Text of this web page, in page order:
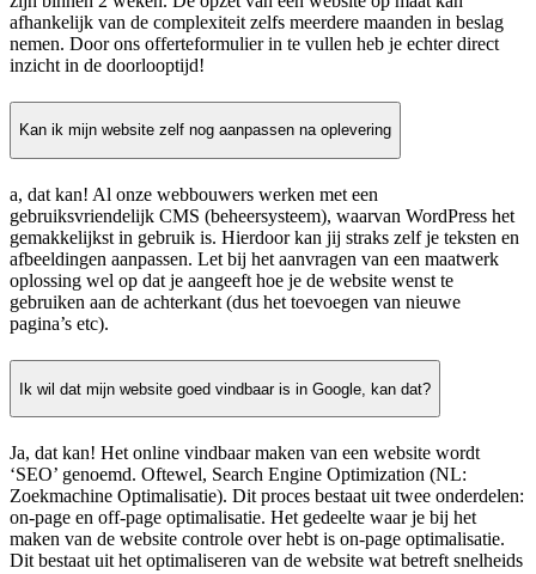
afhankelijk van de complexiteit zelfs meerdere maanden in beslag
nemen. Door ons offerteformulier in te vullen heb je echter direct
inzicht in de doorlooptijd!
Kan ik mijn website zelf nog aanpassen na oplevering
a, dat kan! Al onze webbouwers werken met een
gebruiksvriendelijk CMS (beheersysteem), waarvan WordPress het
gemakkelijkst in gebruik is. Hierdoor kan jij straks zelf je teksten en
afbeeldingen aanpassen. Let bij het aanvragen van een maatwerk
oplossing wel op dat je aangeeft hoe je de website wenst te
gebruiken aan de achterkant (dus het toevoegen van nieuwe
pagina’s etc).
Ik wil dat mijn website goed vindbaar is in Google, kan dat?
Ja, dat kan! Het online vindbaar maken van een website wordt
‘SEO’ genoemd. Oftewel, Search Engine Optimization (NL:
Zoekmachine Optimalisatie). Dit proces bestaat uit twee onderdelen:
on-page en off-page optimalisatie. Het gedeelte waar je bij het
maken van de website controle over hebt is on-page optimalisatie.
Dit bestaat uit het optimaliseren van de website wat betreft snelheids